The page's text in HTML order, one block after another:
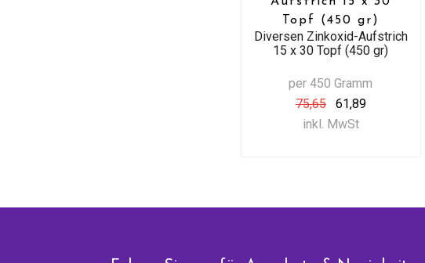
Topf (450 gr)
Diversen Zinkoxid-Aufstrich
15 x 30 Topf (450 gr)
per 450 Gramm
75,65
61,89
inkl. MwSt